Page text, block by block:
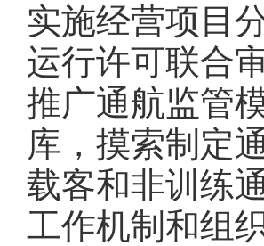
实施经营项目
运行许可联合
推广通航监管
库，摸索制定
载客和非训练
工作机制和组